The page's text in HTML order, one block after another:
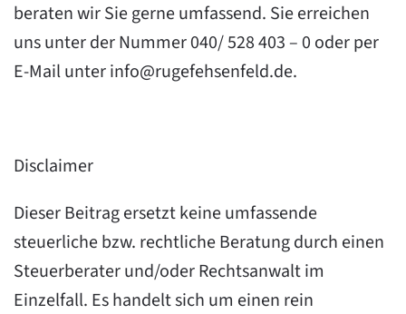
beraten wir Sie gerne umfassend. Sie erreichen
uns unter der Nummer 040/ 528 403 – 0 oder per
E-Mail unterinfo@rugefehsenfeld.de.
Disclaimer
Dieser Beitrag ersetzt keine umfassende
steuerliche bzw. rechtliche Beratung durch einen
Steuerberater und/oder Rechtsanwalt im
Einzelfall. Es handelt sich um einen rein